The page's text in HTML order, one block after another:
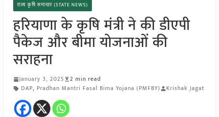
राज्य कृषि समाचार (STATE NEWS)
हरियाणा के कृषि मंत्री ने की डीएपी
पैकेज और बीमा योजनाओं की
सराहना
January 3, 2025
2 min read
DAP, Pradhan Mantri Fasal Bima Yojana (PMFBY) Krishak Jagat